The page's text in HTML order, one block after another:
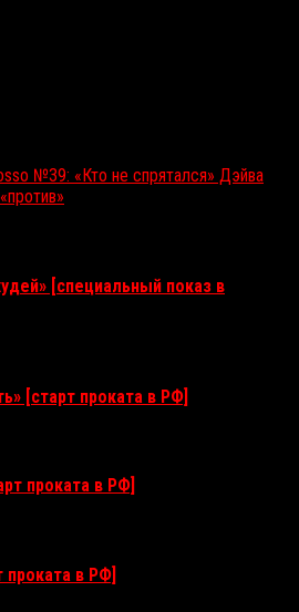
№39: «Кто не спрятался» Дэйва
[специальный показ в
[старт проката в РФ]
проката в РФ]
проката в РФ]